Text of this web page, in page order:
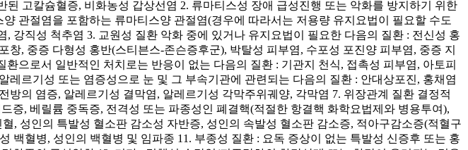
고칼슘혈증, 비화농성 갑상선염 2. 류마티스성 장애 급성진행 또는 악화를 방지하기 위한
관절염을 포함하는 류마티스양 관절염(경우에 따라서는 저용량 유지요법이 필요할 수도
강직성 척추염 3. 교원성 질환 악화 중에 있거나 유지요법이 필요한 다음의 질환 : 전신성 홍
, 중증 다형성 홍반(스티븐스-존슨증후군), 박탈성 피부염, 수포성 포진양 피부염, 중증 지
으로서 일반적인 처치로는 반응이 없는 다음의 질환 : 기관지 천식, 접촉성 피부염, 아토피
르기성 또는 염증성으로 눈 및 그 부속기관에 관련되는 다음의 질환 : 안대상포진, 홍채염
의 염증, 알레르기성 결막염, 알레르기성 각막주위궤양, 각막염 7. 위장관계 질환 결정적
증, 베릴륨 중독증, 전격성 또는 파종성인 폐결핵(적절한 항결핵 화학요법제와 병용투여),
, 성인의 특발성 혈소판 감소성 자반증, 성인의 속발성 혈소판 감소증, 적아구감소증(적혈구
백혈병, 성인의 백혈병 및 임파종 11. 부종성 질환 : 요독 증상이 없는 특발성 신증후 또는 홍